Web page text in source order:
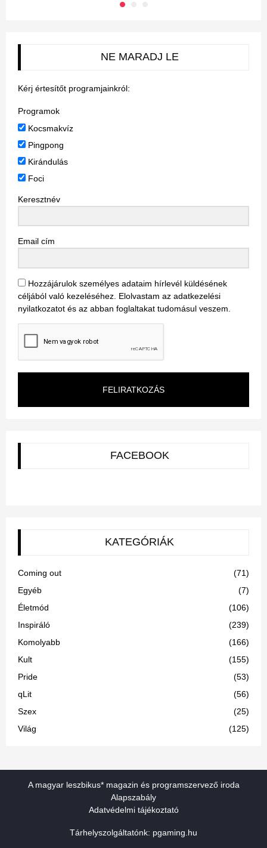
NE MARADJ LE
Kérj értesítőt programjainkról:
Programok
Kocsmakvíz
Pingpong
Kirándulás
Foci
Keresztnév
Email cím
Hozzájárulok személyes adataim hírlevél küldésének
céljából való kezeléséhez. Elolvastam az adatkezelési
nyilatkozatot és az abban foglaltakat tudomásul veszem.
FELIRATKOZÁS
FACEBOOK
KATEGÓRIÁK
Coming out
(71)
Egyéb
(7)
Életmód
(106)
Inspiráló
(239)
Komolyabb
(166)
Kult
(155)
Pride
(53)
qLit
(56)
Szex
(25)
Világ
(125)
A magyar leszbikus* magazin és programszervező iroda
Alapszabály
Adatvédelmi tájékoztató
Tárhelyszolgáltatónk: pgaming.hu